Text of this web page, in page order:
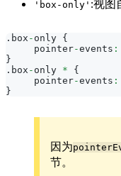
'box-only' :视图
. box - only {
     pointer
-events :
}
. box - only *
{
     pointer
-events :
}
因为
节。